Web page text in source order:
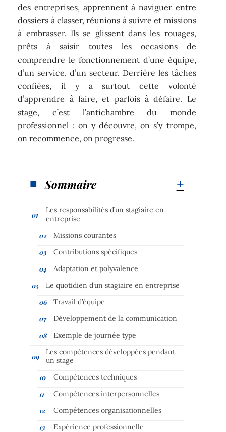
des entreprises, apprennent à naviguer entre
dossiers à classer, réunions à suivre et missions
à embrasser. Ils se glissent dans les rouages,
prêts à saisir toutes les occasions de
comprendre le fonctionnement d’une équipe,
d’un service, d’un secteur. Derrière les tâches
confiées, il y a surtout cette volonté
d’apprendre à faire, et parfois à défaire. Le
stage, c’est l’antichambre du monde
professionnel : on y découvre, on s’y trompe,
on recommence, on progresse.
Sommaire
Les responsabilités d’un stagiaire en
entreprise
Missions courantes
Contributions spécifiques
Adaptation et polyvalence
Le quotidien d’un stagiaire en entreprise
Travail d’équipe
Développement de la communication
Exemple de journée type
Les compétences développées pendant
un stage
Compétences techniques
Compétences interpersonnelles
Compétences organisationnelles
Expérience professionnelle